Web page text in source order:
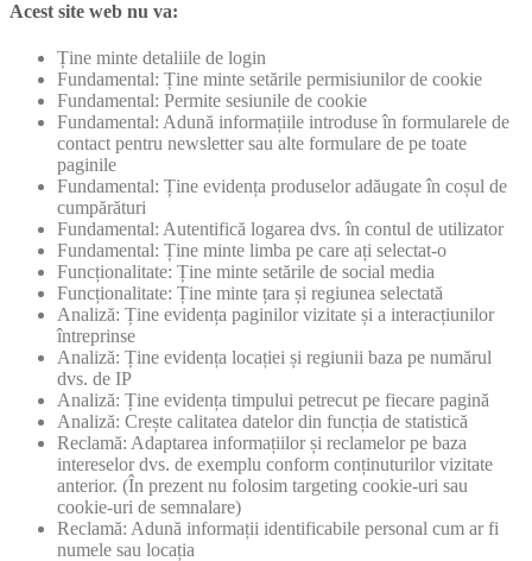
Acest site web nu va:
Ține minte detaliile de login
Fundamental: Ține minte setările permisiunilor de cookie
Fundamental: Permite sesiunile de cookie
Fundamental: Adună informațiile introduse în formularele de
contact pentru newsletter sau alte formulare de pe toate
paginile
Fundamental: Ține evidența produselor adăugate în coșul de
cumpărături
Fundamental: Autentifică logarea dvs. în contul de utilizator
Fundamental: Ține minte limba pe care ați selectat-o
Funcționalitate: Ține minte setările de social media
Funcționalitate: Ține minte țara și regiunea selectată
Analiză: Ține evidența paginilor vizitate și a interacțiunilor
întreprinse
Analiză: Ține evidența locației și regiunii baza pe numărul
dvs. de IP
Analiză: Ține evidența timpului petrecut pe fiecare pagină
Analiză: Crește calitatea datelor din funcția de statistică
Reclamă: Adaptarea informațiilor și reclamelor pe baza
intereselor dvs. de exemplu conform conținuturilor vizitate
anterior. (În prezent nu folosim targeting cookie-uri sau
cookie-uri de semnalare)
Reclamă: Adună informații identificabile personal cum ar fi
numele sau locația